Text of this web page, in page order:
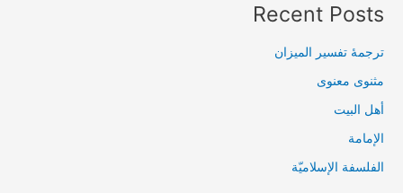
Recent Posts
ترجمۀ تفسیر المیزان
مثنوی معنوی
أهل البيت
الإمامة
الفلسفة الإسلاميّة